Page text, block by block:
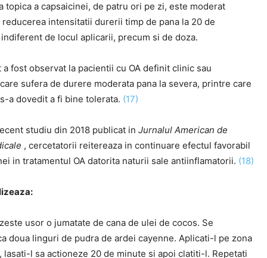
topica a capsaicinei, de patru ori pe zi, este moderat
intensitatii durerii timp de pana la 20 de
de locul aplicarii, precum si de doza.
a fost observat la pacientii cu OA definit clinic sau
sufera de durere moderata pana la severa, printre care
a dovedit a fi bine tolerata. (17)
studiu din 2018 publicat in Jurnalul American de
, cercetatorii reitereaza in continuare efectul favorabil
in tratamentul OA datorita naturii sale antiinflamatorii. (18)
usor o jumatate de cana de ulei de cocos. Se
doua linguri de pudra de ardei cayenne. Aplicati-l pe zona
lasati-l sa actioneze 20 de minute si apoi clatiti-l. Repetati